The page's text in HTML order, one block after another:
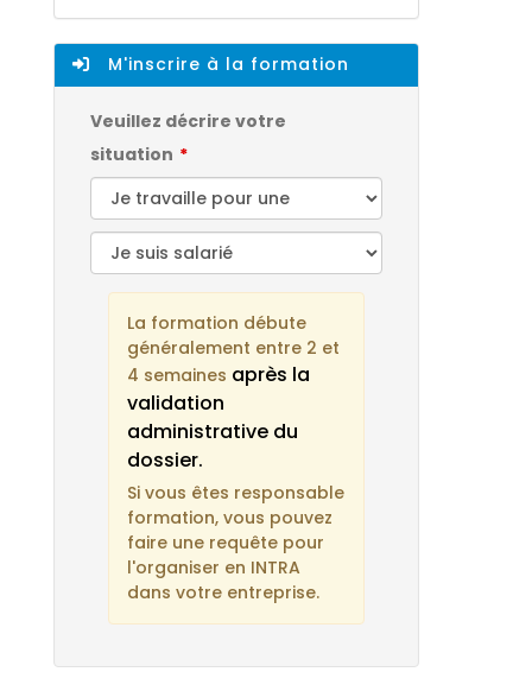
M'inscrire à la formation
Veuillez décrire votre
situation
La formation débute
généralement entre 2 et
4 semaines après la
validation
administrative du
dossier.
Si vous êtes responsable
formation, vous pouvez
faire une requête pour
l'organiser en INTRA
dans votre entreprise.